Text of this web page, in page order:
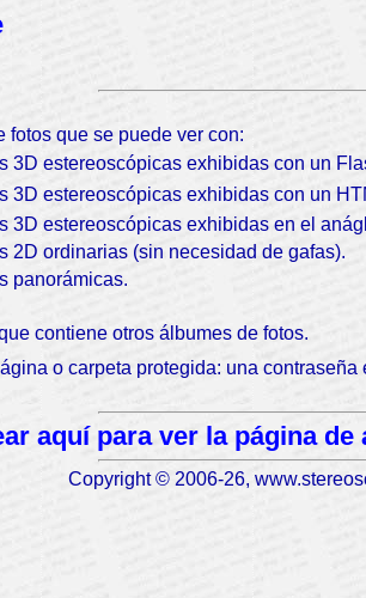
fotos que se puede ver con:
3D estereoscópicas exhibidas con un
3D estereoscópicas exhibidas con un
3D estereoscópicas exhibidas en el
2D ordinarias (sin necesidad de gafas).
panorámicas.
contiene otros álbumes de fotos.
o carpeta protegida: una
aquí para ver la página de
Copyright © 2006-26,